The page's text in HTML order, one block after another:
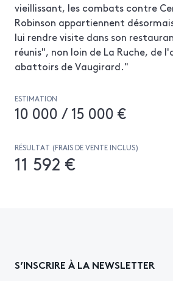
vieillissant, les combats contre
Robinson appartiennent
lui rendre visite dans son
réunis", non loin de La Ruche, de
abattoirs de Vaugirard."
ESTIMATION
10 000 / 15 000 €
RÉSULTAT (FRAIS DE VENTE INCLUS)
11 592 €
S’INSCRIRE À LA NEWSLETTER